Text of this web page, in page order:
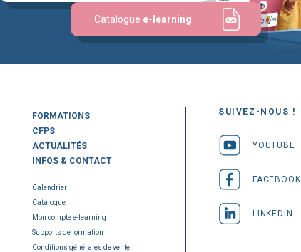
Catalogue e-learning
FORMATIONS
CFPS
ACTUALITÉS
INFOS & CONTACT
Calendrier
Catalogue
Mon compte e-learning
Supports de formation
Conditions générales de vente
SUIVEZ-NOUS !
YOUTUBE
FACEBOOK
LINKEDIN